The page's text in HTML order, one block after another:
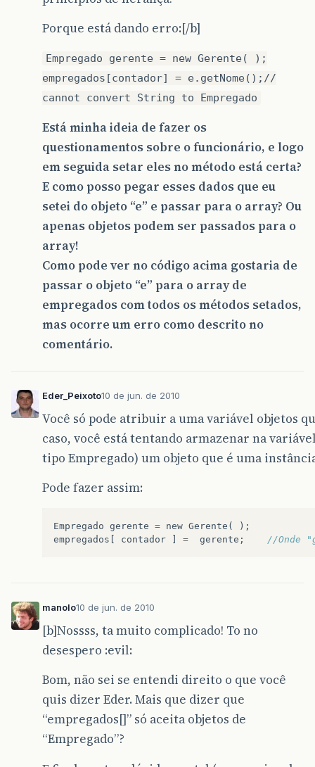
Porque está dando erro:[/b]
Empregado gerente = new Gerente( );
empregados[contador] = e.getNome();//
cannot convert String to Empregado
Está minha ideia de fazer os
questionamentos sobre o funcionário, e logo
em seguida setar eles no método está certa?
E como posso pegar esses dados que eu
setei do objeto “e” e passar para o array? Ou
apenas objetos podem ser passados para o
array!
Como pode ver no código acima gostaria de
passar o objeto “e” para o array de
empregados com todos os métodos setados,
mas ocorre um erro como descrito no
comentário.
Eder_Peixoto10 de jun. de 2010
Você só pode atribuir a uma variável objetos
caso, você está tentando armazenar na
tipo Empregado) um objeto que é uma
Pode fazer assim:
Empregado gerente = new Gerente (
);
empregados [ contador ] = gerente ; //Onde
manolo10 de jun. de 2010
[b]Nossss, ta muito complicado! To no
desespero :evil:
Bom, não sei se entendi direito o que você
quis dizer Eder. Mais que dizer que
“empregados[]” só aceita objetos de
“Empregado”?